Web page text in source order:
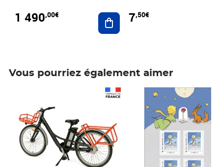
1 490,00€ Ajouter au panier
7,50€
Vous pourriez également aimer
Prix 7,50€